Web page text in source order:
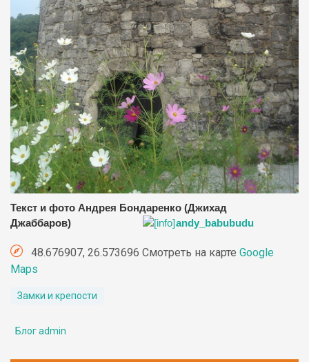
Текст и фото Андрея Бондаренко (Джихад
Джаббаров)
andy_babubudu
48.676907, 26.573696 Смотреть на карте Google
Maps
Замки и крепости
Блог admin